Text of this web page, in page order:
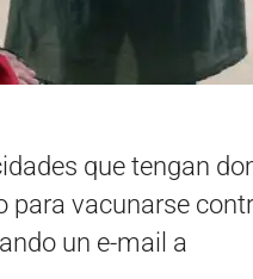
que tengan
vacunarse
un e-mail a